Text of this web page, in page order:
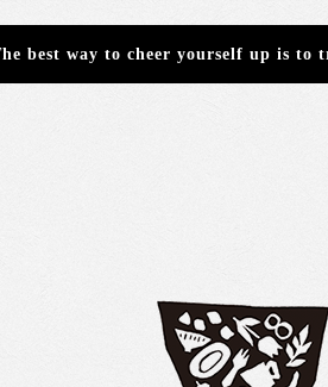
best way to cheer yourself up is to